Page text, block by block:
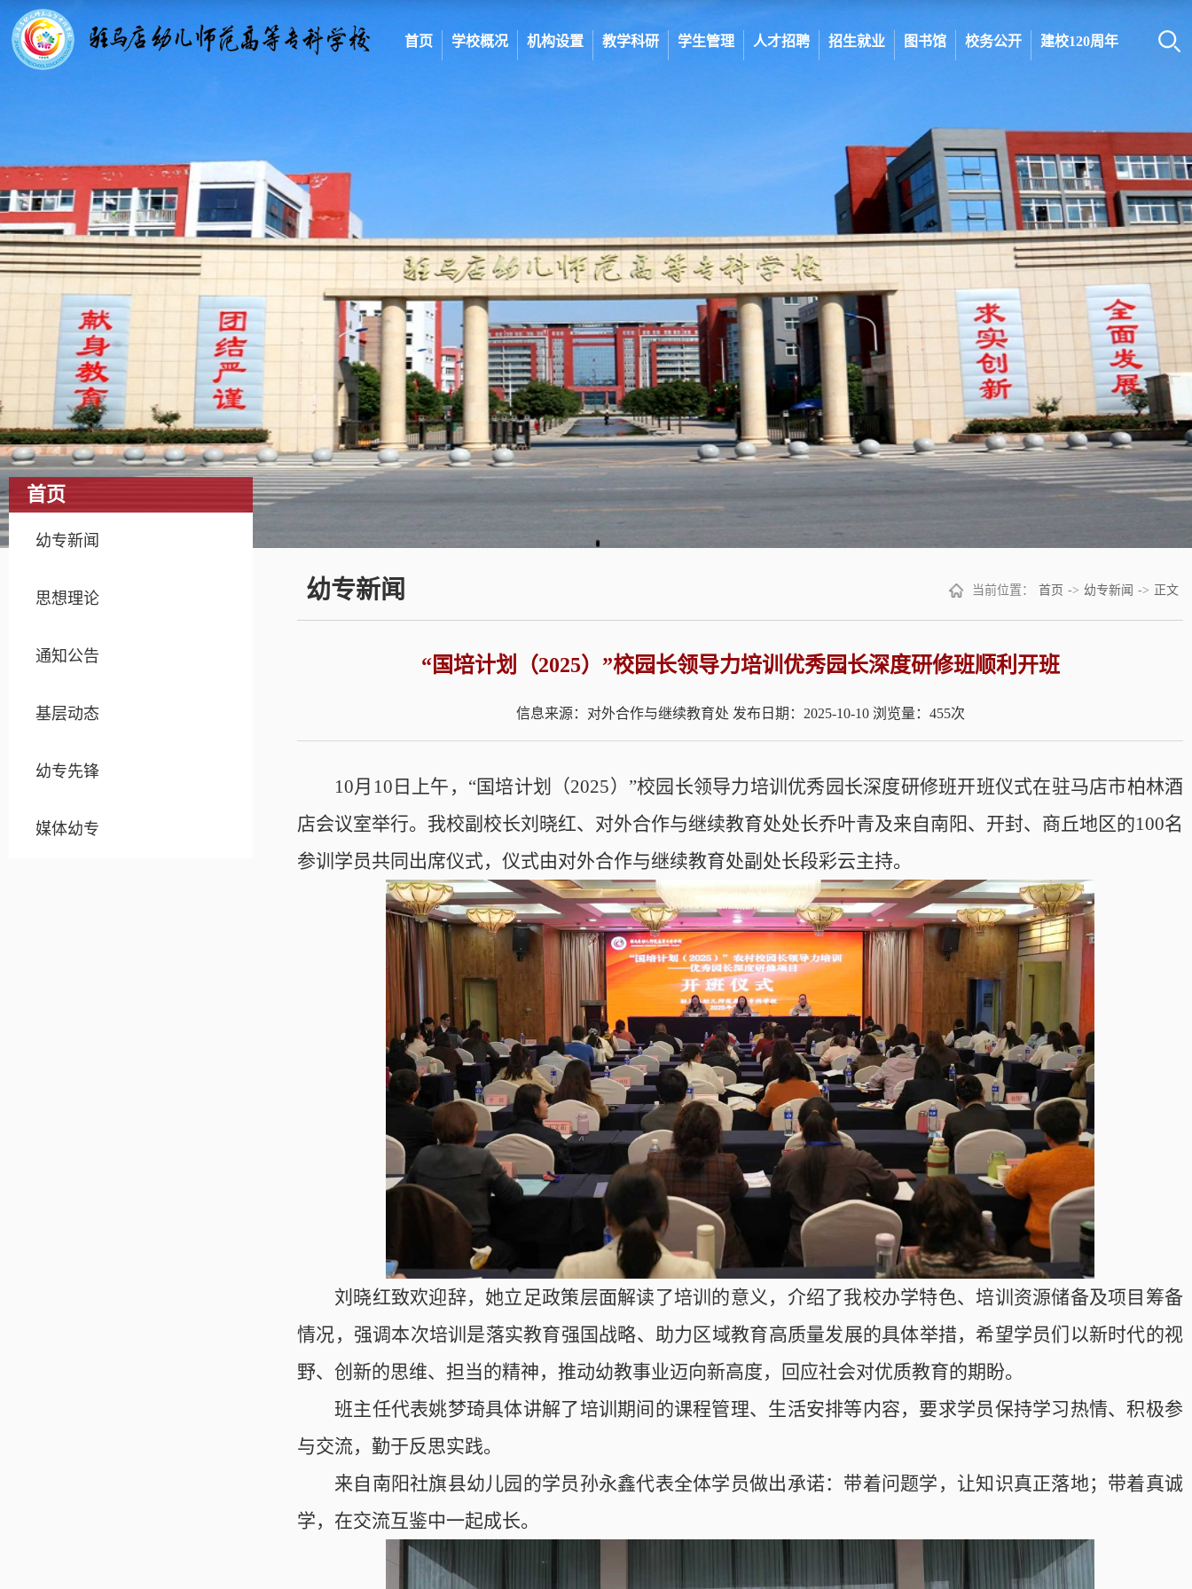
首页 学校概况 机构设置 教学科研 学生管理 人才招聘 招生就业 图书馆 校务公开 建校120周年
首页
幼专新闻
思想理论
通知公告
基层动态
幼专先锋
媒体幼专
幼专新闻 当前位置： 首页 -> 幼专新闻 -> 正文
“国培计划（2025）”校园长领导力培训优秀园长深度研修班顺利开班
信息来源：对外合作与继续教育处 发布日期：2025-10-10 浏览量： 455次
10月10日上午，“国培计划（2025）”校园长领导力培训优秀园长深度研修班开班仪式在驻马店市柏林酒
店会议室举行。我校副校长刘晓红、对外合作与继续教育处处长乔叶青及来自南阳、开封、商丘地区的100名
参训学员共同出席仪式，仪式由对外合作与继续教育处副处长段彩云主持。
刘晓红致欢迎辞，她立足政策层面解读了培训的意义，介绍了我校办学特色、培训资源储备及项目筹备
情况，强调本次培训是落实教育强国战略、助力区域教育高质量发展的具体举措，希望学员们以新时代的视
野、创新的思维、担当的精神，推动幼教事业迈向新高度，回应社会对优质教育的期盼。
班主任代表姚梦琦具体讲解了培训期间的课程管理、生活安排等内容，要求学员保持学习热情、积极参
与交流，勤于反思实践。
来自南阳社旗县幼儿园的学员孙永鑫代表全体学员做出承诺：带着问题学，让知识真正落地；带着真诚
学，在交流互鉴中一起成长。